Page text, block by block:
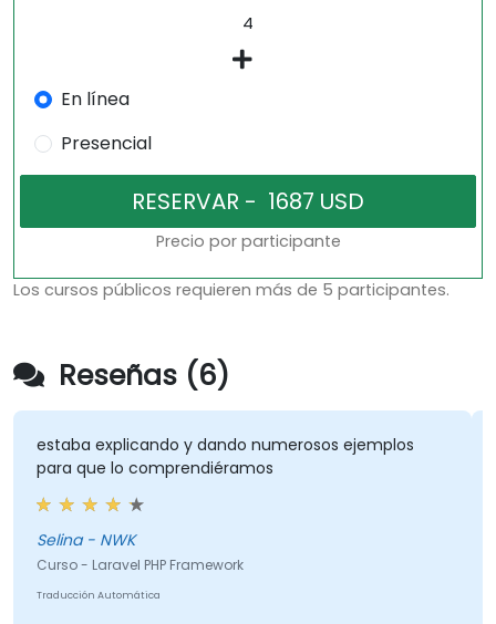
En línea
Presencial
Precio por participante
Los cursos públicos requieren más de 5 participantes.
Reseñas (6)
estaba explicando y dando numerosos ejemplos
para que lo comprendiéramos
Selina - NWK
Curso - Laravel PHP Framework
Traducción Automática